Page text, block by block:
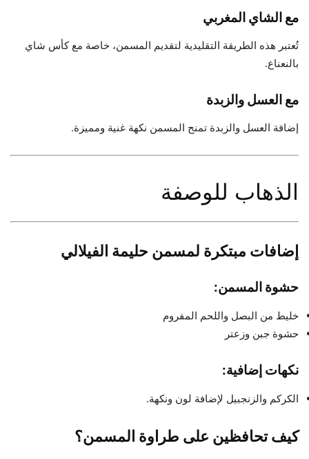
مع الشاي المغربي
تُعتبر هذه الطريقة التقليدية لتقديم المسمن، خاصة مع كأس شاي
بالنعناع.
مع العسل والزبدة
إضافة العسل والزبدة تمنح المسمن نكهة غنية ومميزة.
الذهاب للوصفة
إضافات مبتكرة لمسمن حليمة الفيلالي
حشوة المسمن:
خليط من البصل واللحم المفروم
حشوة جبن وزعتر
نكهات إضافية:
الكركم والزنجبيل لإضافة لون ونكهة.
كيف تحافظين على طراوة المسمن؟